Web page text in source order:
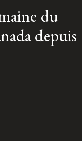
du
depuis